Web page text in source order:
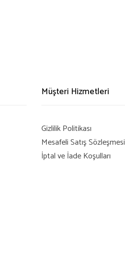
Müşteri Hizmetleri
Gizlilik Politikası
Mesafeli Satış Sözleşmesi
İptal ve İade Koşulları